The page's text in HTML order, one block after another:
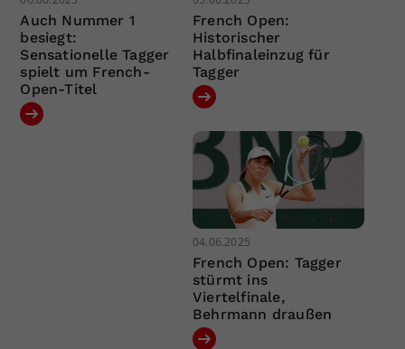
Auch Nummer 1
besiegt:
Sensationelle Tagger
spielt um French-
Open-Titel
French Open:
Historischer
Halbfinaleinzug für
Tagger
04.06.2025
French Open: Tagger
stürmt ins
Viertelfinale,
Behrmann draußen